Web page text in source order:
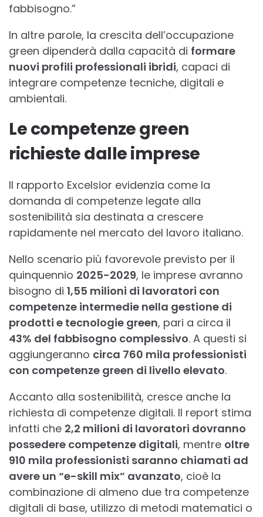
fabbisogno.”
In altre parole, la crescita dell’occupazione
green dipenderà dalla capacità di formare
nuovi profili professionali ibridi, capaci di
integrare competenze tecniche, digitali e
ambientali.
Le competenze green
richieste dalle imprese
Il rapporto Excelsior evidenzia come la
domanda di competenze legate alla
sostenibilità sia destinata a crescere
rapidamente nel mercato del lavoro italiano.
Nello scenario più favorevole previsto per il
quinquennio 2025-2029, le imprese avranno
bisogno di 1,55 milioni di lavoratori con
competenze intermedie nella gestione di
prodotti e tecnologie green, pari a circa il
43% del fabbisogno complessivo. A questi si
aggiungeranno circa 760 mila professionisti
con competenze green di livello elevato.
Accanto alla sostenibilità, cresce anche la
richiesta di competenze digitali. Il report stima
infatti che 2,2 milioni di lavoratori dovranno
possedere competenze digitali, mentre oltre
910 mila professionisti saranno chiamati ad
avere un “e-skill mix” avanzato, cioè la
combinazione di almeno due tra competenze
digitali di base, utilizzo di metodi matematici o